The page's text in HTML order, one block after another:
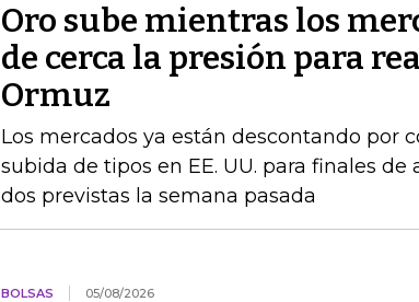
Oro sube mientras los
de cerca la presión para
Ormuz
Los mercados ya están descontando por
subida de tipos en EE. UU. para finales de
dos previstas la semana pasada
BOLSAS 05/08/2026